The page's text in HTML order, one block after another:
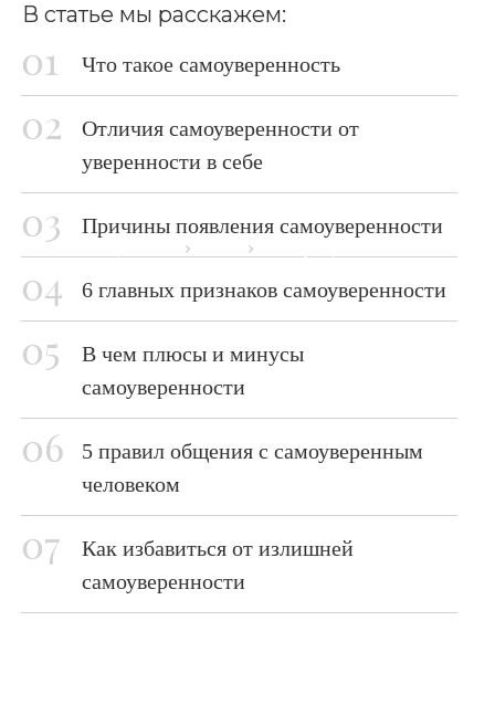
Главная страница
В статье мы расскажем:
Что такое самоуверенность
Отличия самоуверенности от
уверенности в себе
Причины появления самоуверенности
6 главных признаков самоуверенности
В чем плюсы и минусы
самоуверенности
5 правил общения с самоуверенным
человеком
Как избавиться от излишней
самоуверенности